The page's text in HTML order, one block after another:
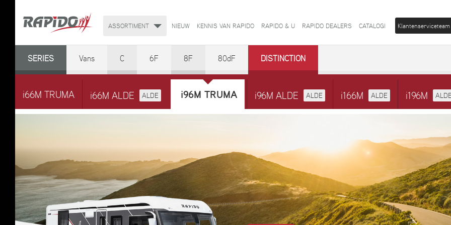
ASSORTIMENT NIEUW KENNIS VAN RAPIDO RAPIDO & U RAPIDO DEALERS CATALOGI Klantenserviceteam
SERIES Vans C 6F 8F 80dF DISTINCTION
i66M TRUMA i66M ALDE ALDE i96M TRUMA i96M ALDE ALDE i166M ALDE i196M